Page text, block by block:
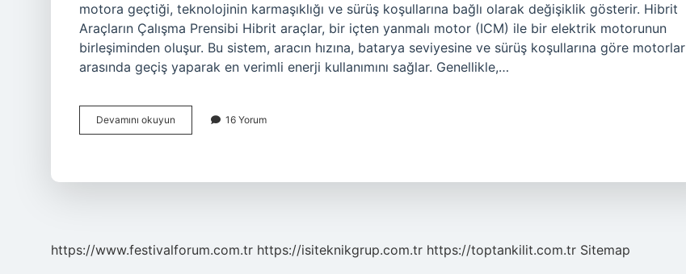
motora geçtiği, teknolojinin karmaşıklığı ve sürüş koşullarına bağlı olarak değişiklik gösterir. Hibrit
Araçların Çalışma Prensibi Hibrit araçlar, bir içten yanmalı motor (ICM) ile bir elektrik motorunun
birleşiminden oluşur. Bu sistem, aracın hızına, batarya seviyesine ve sürüş koşullarına göre motorlar
arasında geçiş yaparak en verimli enerji kullanımını sağlar. Genellikle,…
Devamını okuyun
araç
16 Yorum
https://www.festivalforum.com.tr https://isiteknikgrup.com.tr https://toptankilit.com.tr Sitemap